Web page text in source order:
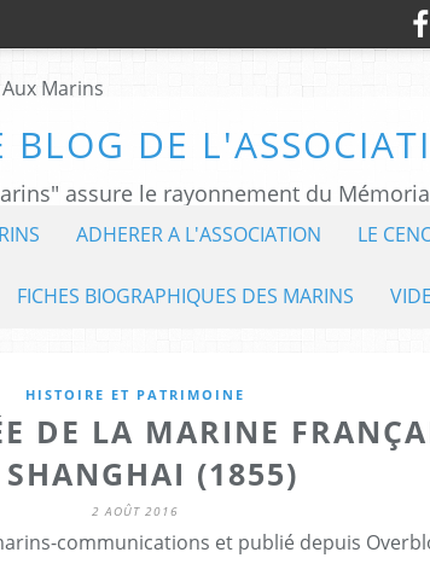
BLOG DE
ADHERER A L'ASSOCIATION LE
FICHES BIOGRAPHIQUES DES MARINS
HISTOIRE ET PATRIMOINE
DE LA MARINE
(1855)
2 AOÛT 2016
communications et publié depuis